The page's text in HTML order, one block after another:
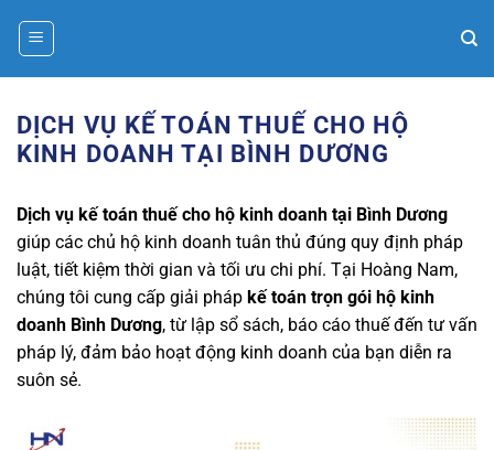
DỊCH VỤ KẾ TOÁN THUẾ CHO HỘ
KINH DOANH TẠI BÌNH DƯƠNG
Dịch vụ kế toán thuế cho hộ kinh doanh tại Bình Dương
giúp các chủ hộ kinh doanh tuân thủ đúng quy định pháp
luật, tiết kiệm thời gian và tối ưu chi phí. Tại Hoàng Nam,
chúng tôi cung cấp giải pháp kế toán trọn gói hộ kinh
doanh Bình Dương, từ lập sổ sách, báo cáo thuế đến tư vấn
pháp lý, đảm bảo hoạt động kinh doanh của bạn diễn ra
suôn sẻ.